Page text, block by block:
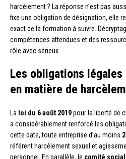
harcèlement ? La réponse n’est pas
fixe une obligation de désignation, elle
exact de la formation à suivre.
compétences attendues et des
rôle avec sérieux.
Les obligations
en matière de
La loi du 6 août 2019pour la liberté de
a considérablement renforcé les
cette date, toute entreprise d’au moins
référent harcèlement sexuel et
personnel. En parallèle, le comité